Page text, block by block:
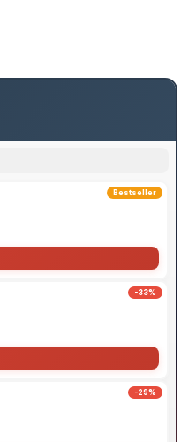
Bestseller
-33%
-29%